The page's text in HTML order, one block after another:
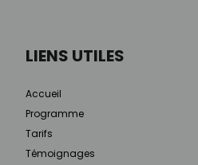
LIENS UTILES
Accueil
Programme
Tarifs
Témoignages